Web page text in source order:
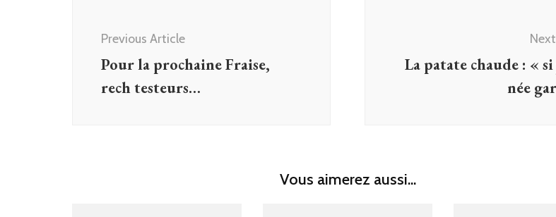
Navigation
Previous Article
Pour la prochaine Fraise,
rech testeurs…
La patate chaude : « si
née
Vous aimerez aussi...